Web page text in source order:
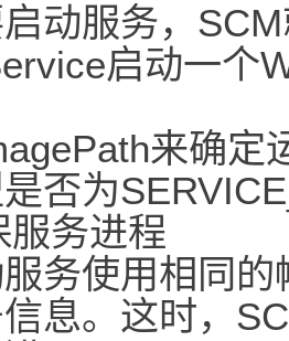
动服务，
启动一个
来确定
否为
服务进程
务使用相同
息。这时，